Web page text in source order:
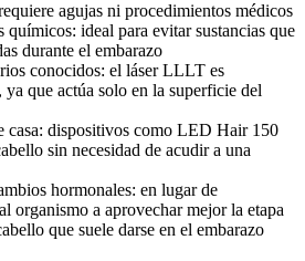
agujas ni procedimientos médicos
ideal para evitar sustancias que
durante el embarazo
conocidos: el láser LLLT es
ya que actúa solo en la superficie del
casa: dispositivos como LED Hair 150
sin necesidad de acudir a una
hormonales: en lugar de
organismo a aprovechar mejor la etapa
que suele darse en el embarazo